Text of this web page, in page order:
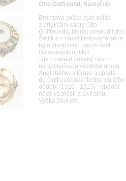
Otto Gutfreund, Námořník
Bronzová soška byla odlita
z originální sádry Otto
Gutfreunda, kterou posoudil doc.
Šetlík a v rámci limitované série
bylo zhotoveno pouze šest
číslovaných odlitků.
Jde o nerealizovaný návrh
na sochařskou výzdobu domu
Anglobanky v Praze a spadá
do Gutfreundova třetího tvůrčího
období (1920 - 1925) - období
nové věcnosti a civilismu.
Výška 24,4 cm.